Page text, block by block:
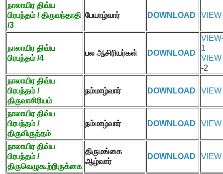
நாலாயிர திவ்ய
பிரபந்தம் / திருவந்தாதி
/3
பேயாழ்வார் DOWNLOAD VIEW
நாலாயிர திவ்ய
பிரபந்தம் /4
பல ஆசிரியர்கள் DOWNLOAD
1
VIEW
-2
நாலாயிர திவ்ய
பிரபந்தம் /
திருவாசிரியம்
நம்மாழ்வார் DOWNLOAD VIEW
நாலாயிர திவ்ய
பிரபந்தம் /
திருவிருத்தம்
நம்மாழ்வார் DOWNLOAD VIEW
நாலாயிர திவ்ய
பிரபந்தம் /
திருவெழுகூற்றிருக்கை
திருமங்கை
ஆழ்வார்
DOWNLOAD VIEW